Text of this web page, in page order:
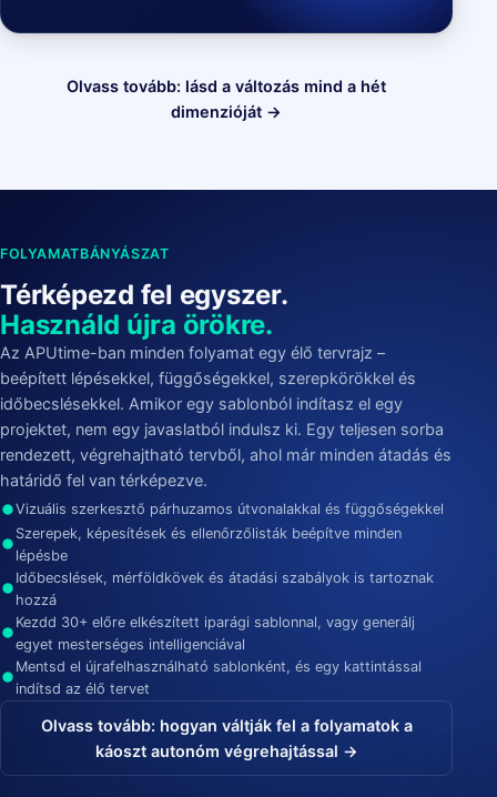
Olvass tovább: lásd a változás mind a hét
dimenzióját →
FOLYAMATBÁNYÁSZAT
Térképezd fel egyszer.
Használd újra örökre.
Az APUtime-ban minden folyamat egy élő tervrajz –
beépített lépésekkel, függőségekkel, szerepkörökkel és
időbecslésekkel. Amikor egy sablonból indítasz el egy
projektet, nem egy javaslatból indulsz ki. Egy teljesen sorba
rendezett, végrehajtható tervből, ahol már minden átadás és
határidő fel van térképezve.
Vizuális szerkesztő párhuzamos útvonalakkal és függőségekkel
Szerepek, képesítések és ellenőrzőlisták beépítve minden
lépésbe
Időbecslések, mérföldkövek és átadási szabályok is tartoznak
hozzá
Kezdd 30+ előre elkészített iparági sablonnal, vagy generálj
egyet mesterséges intelligenciával
Mentsd el újrafelhasználható sablonként, és egy kattintással
indítsd az élő tervet
Olvass tovább: hogyan váltják fel a folyamatok a
káoszt autonóm végrehajtással →